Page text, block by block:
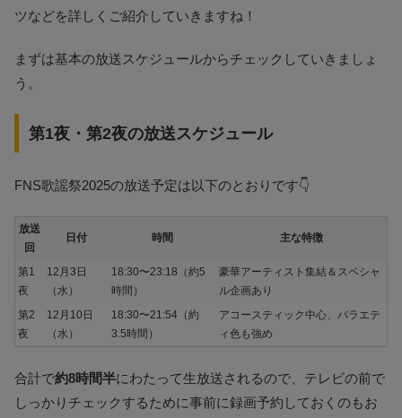
ツなどを詳しくご紹介していきますね！
まずは基本の放送スケジュールからチェックしていきましょ
う。
第1夜・第2夜の放送スケジュール
FNS歌謡祭2025の放送予定は以下のとおりです👇
放送
回
日付 時間 主な特徴
第1
夜
12月3日
（水）
18:30〜23:18（約5
時間）
豪華アーティスト集結＆スペシャ
ル企画あり
第2
夜
12月10日
（水）
18:30〜21:54（約
3.5時間）
アコースティック中心、バラエテ
ィ色も強め
合計で約8時間半にわたって生放送されるので、テレビの前で
しっかりチェックするために事前に録画予約しておくのもお